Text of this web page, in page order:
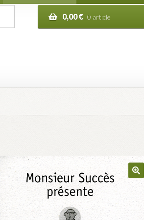
0,00€ 0 article